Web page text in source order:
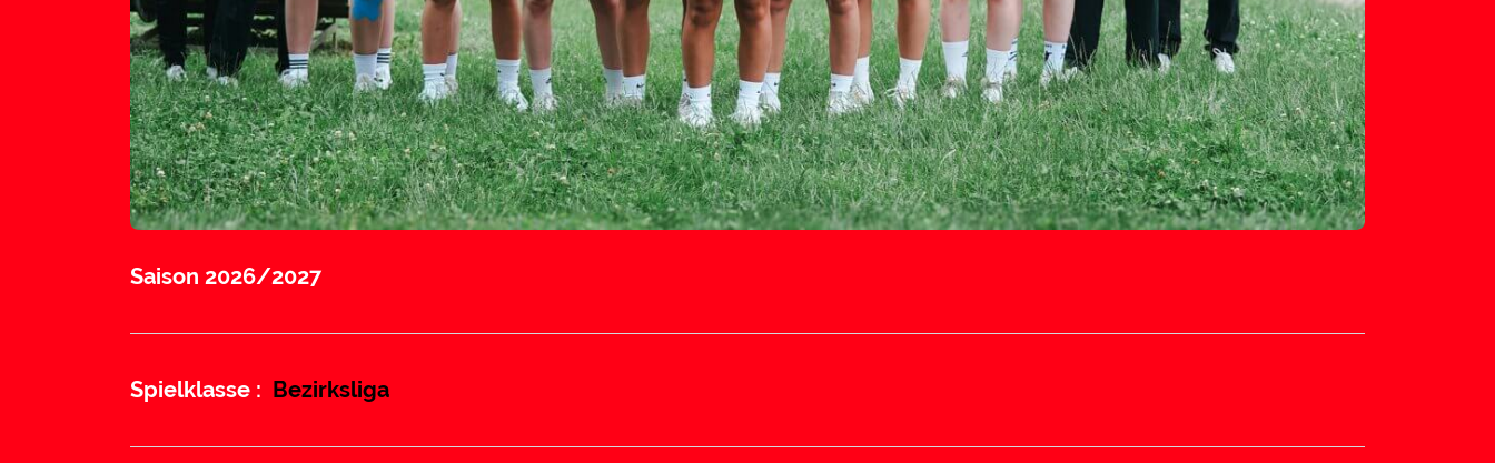
Saison 2026/2027
Spielklasse : Bezirksliga